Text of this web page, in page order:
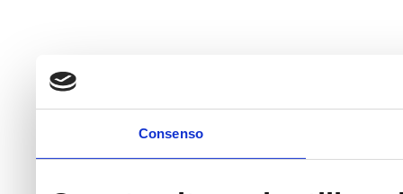
Consenso